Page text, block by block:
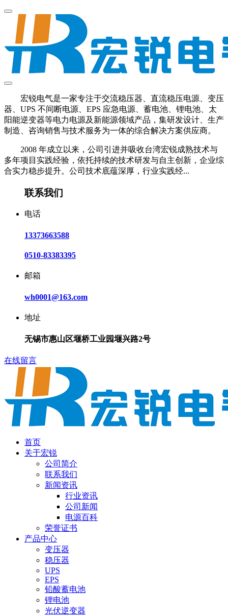
宏锐电气是一家专注于交流稳压器、直流稳压电源、变压
器、UPS 不间断电源、EPS 应急电源、蓄电池、锂电池、太
阳能逆变器等电力电源及新能源领域产品，集研发设计、生产
制造、咨询销售与技术服务为一体的综合解决方案供应商。
2008 年成立以来，公司引进并吸收台湾宏锐成熟技术与
多年项目实践经验，依托持续的技术研发与自主创新，企业综
合实力稳步提升。公司技术底蕴深厚，行业实践经...
联系我们
电话
13373663588
0510-83383395
邮箱
wh0001@163.com
地址
无锡市惠山区堰桥工业园堰兴路2号
在线留言
首页
关于宏锐
公司简介
联系我们
新闻资讯
行业资讯
公司新闻
电源百科
荣誉证书
产品中心
变压器
稳压器
UPS
EPS
铅酸蓄电池
锂电池
光伏逆变器